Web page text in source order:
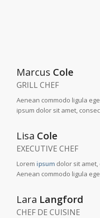
Marcus Cole
GRILL CHEF
Aenean commodo ligula
ipsum dolor sit amet,
Lisa Cole
EXECUTIVE CHEF
Lorem ipsumdolor sit amet,
Aenean commodo ligula
Lara Langford
CHEF DE CUISINE